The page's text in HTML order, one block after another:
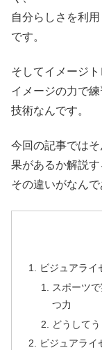
自分らしさを利
です。
そしてイメージト
イメージの力で
技術なんです。
今回の記事では
果があるか解説す
その違いがなん
ビジュアライ
スポーツ
つ力
どうして
ビジュアライ